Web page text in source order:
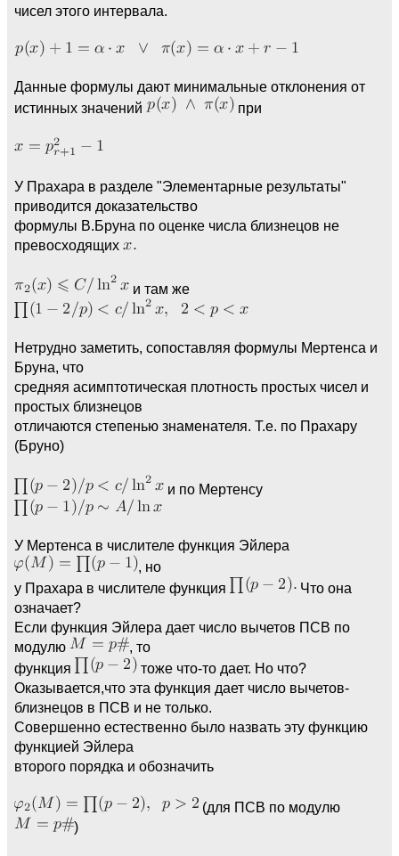
чисел этого интервала.
Данные формулы дают минимальные отклонения от
истинных значений
при
У Прахара в разделе "Элементарные результаты"
приводится доказательство
формулы В.Бруна по оценке числа близнецов не
превосходящих
и там же
Нетрудно заметить, сопоставляя формулы Мертенса и
Бруна, что
средняя асимптотическая плотность простых чисел и
простых близнецов
отличаются степенью знаменателя. Т.е. по Прахару
(Бруно)
и по Мертенсу
У Мертенса в числителе функция Эйлера
, но
у Прахара в числителе функция
Что она
означает?
Если функция Эйлера дает число вычетов ПСВ по
модулю
, то
функция
тоже что-то дает. Но что?
Оказывается,что эта функция дает число вычетов-
близнецов в ПСВ и не только.
Совершенно естественно было назвать эту функцию
функцией Эйлера
второго порядка и обозначить
(для ПСВ по модулю
)